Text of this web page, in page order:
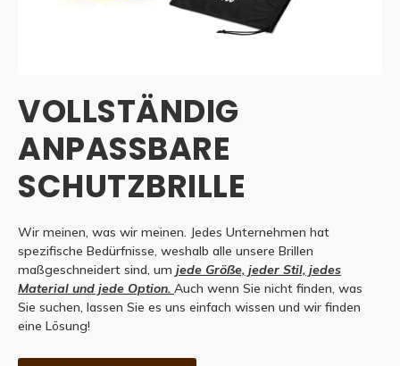
VOLLSTÄNDIG
ANPASSBARE
SCHUTZBRILLE
Wir meinen, was wir meinen. Jedes Unternehmen hat
spezifische Bedürfnisse, weshalb alle unsere Brillen
maßgeschneidert sind, um jede Größe, jeder Stil, jedes
Material und jede Option. Auch wenn Sie nicht finden, was
Sie suchen, lassen Sie es uns einfach wissen und wir finden
eine Lösung!